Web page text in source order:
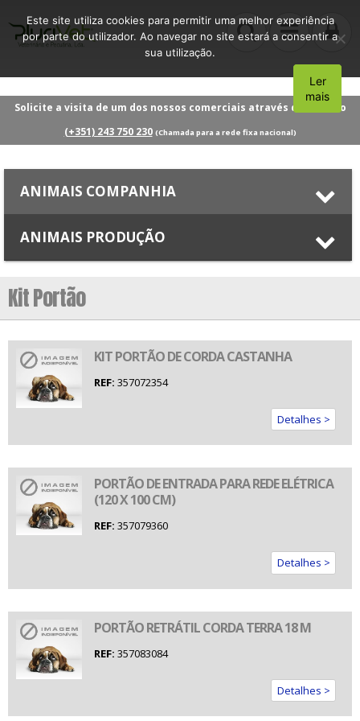
Solicite a visita de um dos nossos comerciais através do número
(+351) 243 750 230 (Chamada para a rede fixa nacional)
ANIMAIS COMPANHIA
ANIMAIS PRODUÇÃO
Kit Portão
KIT PORTÃO DE CORDA CASTANHA
REF: 357072354
Detalhes >
PORTÃO DE ENTRADA PARA REDE ELÉTRICA
(120 X 100 CM)
REF: 357079360
Detalhes >
PORTÃO RETRÁTIL CORDA TERRA 18 M
REF: 357083084
Detalhes >
Este site utiliza cookies para permitir uma melhor experiência
por parte do utilizador. Ao navegar no site estará a consentir a
sua utilização.
Aceito
Ler
mais